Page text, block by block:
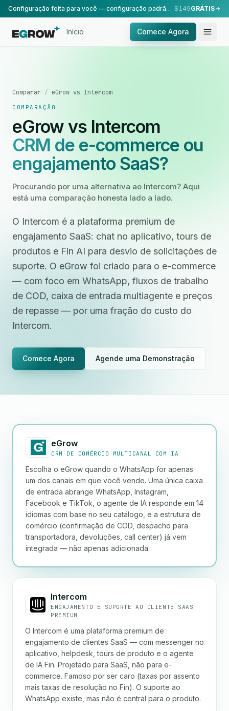
Configuração feita para você — configuração padrão, realizada pela nossa equipe. $149GRÁTIS
Início Comece Agora
Comparar / eGrow vs Intercom
COMPARAÇÃO
eGrow vs Intercom
CRM de e-commerce ou
engajamento SaaS?
Procurando por uma alternativa ao Intercom? Aqui
está uma comparação honesta lado a lado.
O Intercom é a plataforma premium de
engajamento SaaS: chat no aplicativo, tours de
produtos e Fin AI para desvio de solicitações de
suporte. O eGrow foi criado para o e-commerce
— com foco em WhatsApp, fluxos de trabalho
de COD, caixa de entrada multiagente e preços
de repasse — por uma fração do custo do
Intercom.
Comece Agora Agende uma Demonstração
eGrow
CRM DE COMÉRCIO MULTICANAL COM IA
Escolha o eGrow quando o WhatsApp for apenas
um dos canais em que você vende. Uma única caixa
de entrada abrange WhatsApp, Instagram,
Facebook e TikTok, o agente de IA responde em 14
idiomas com base no seu catálogo, e a estrutura de
comércio (confirmação de COD, despacho para
transportadora, devoluções, call center) já vem
integrada — não apenas adicionada.
Intercom
ENGAJAMENTO E SUPORTE AO CLIENTE SAAS
PREMIUM
O Intercom é uma plataforma premium de
engajamento de clientes SaaS — com messenger no
aplicativo, helpdesk, tours de produto e o agente
de IA Fin. Projetado para SaaS, não para e-
commerce. Famoso por ser caro (taxas por assento
mais taxas de resolução no Fin). O suporte ao
WhatsApp existe, mas não é central para o produto.